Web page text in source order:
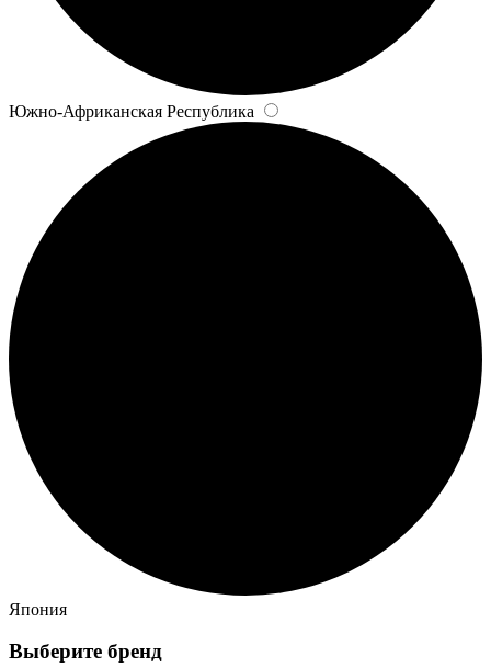
Южно-Африканская Республика
Япония
Выберите бренд